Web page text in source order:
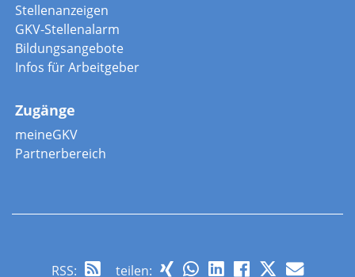
Stellenanzeigen
GKV-Stellenalarm
Bildungsangebote
Infos für Arbeitgeber
Zugänge
meineGKV
Partnerbereich
RSS: teilen: